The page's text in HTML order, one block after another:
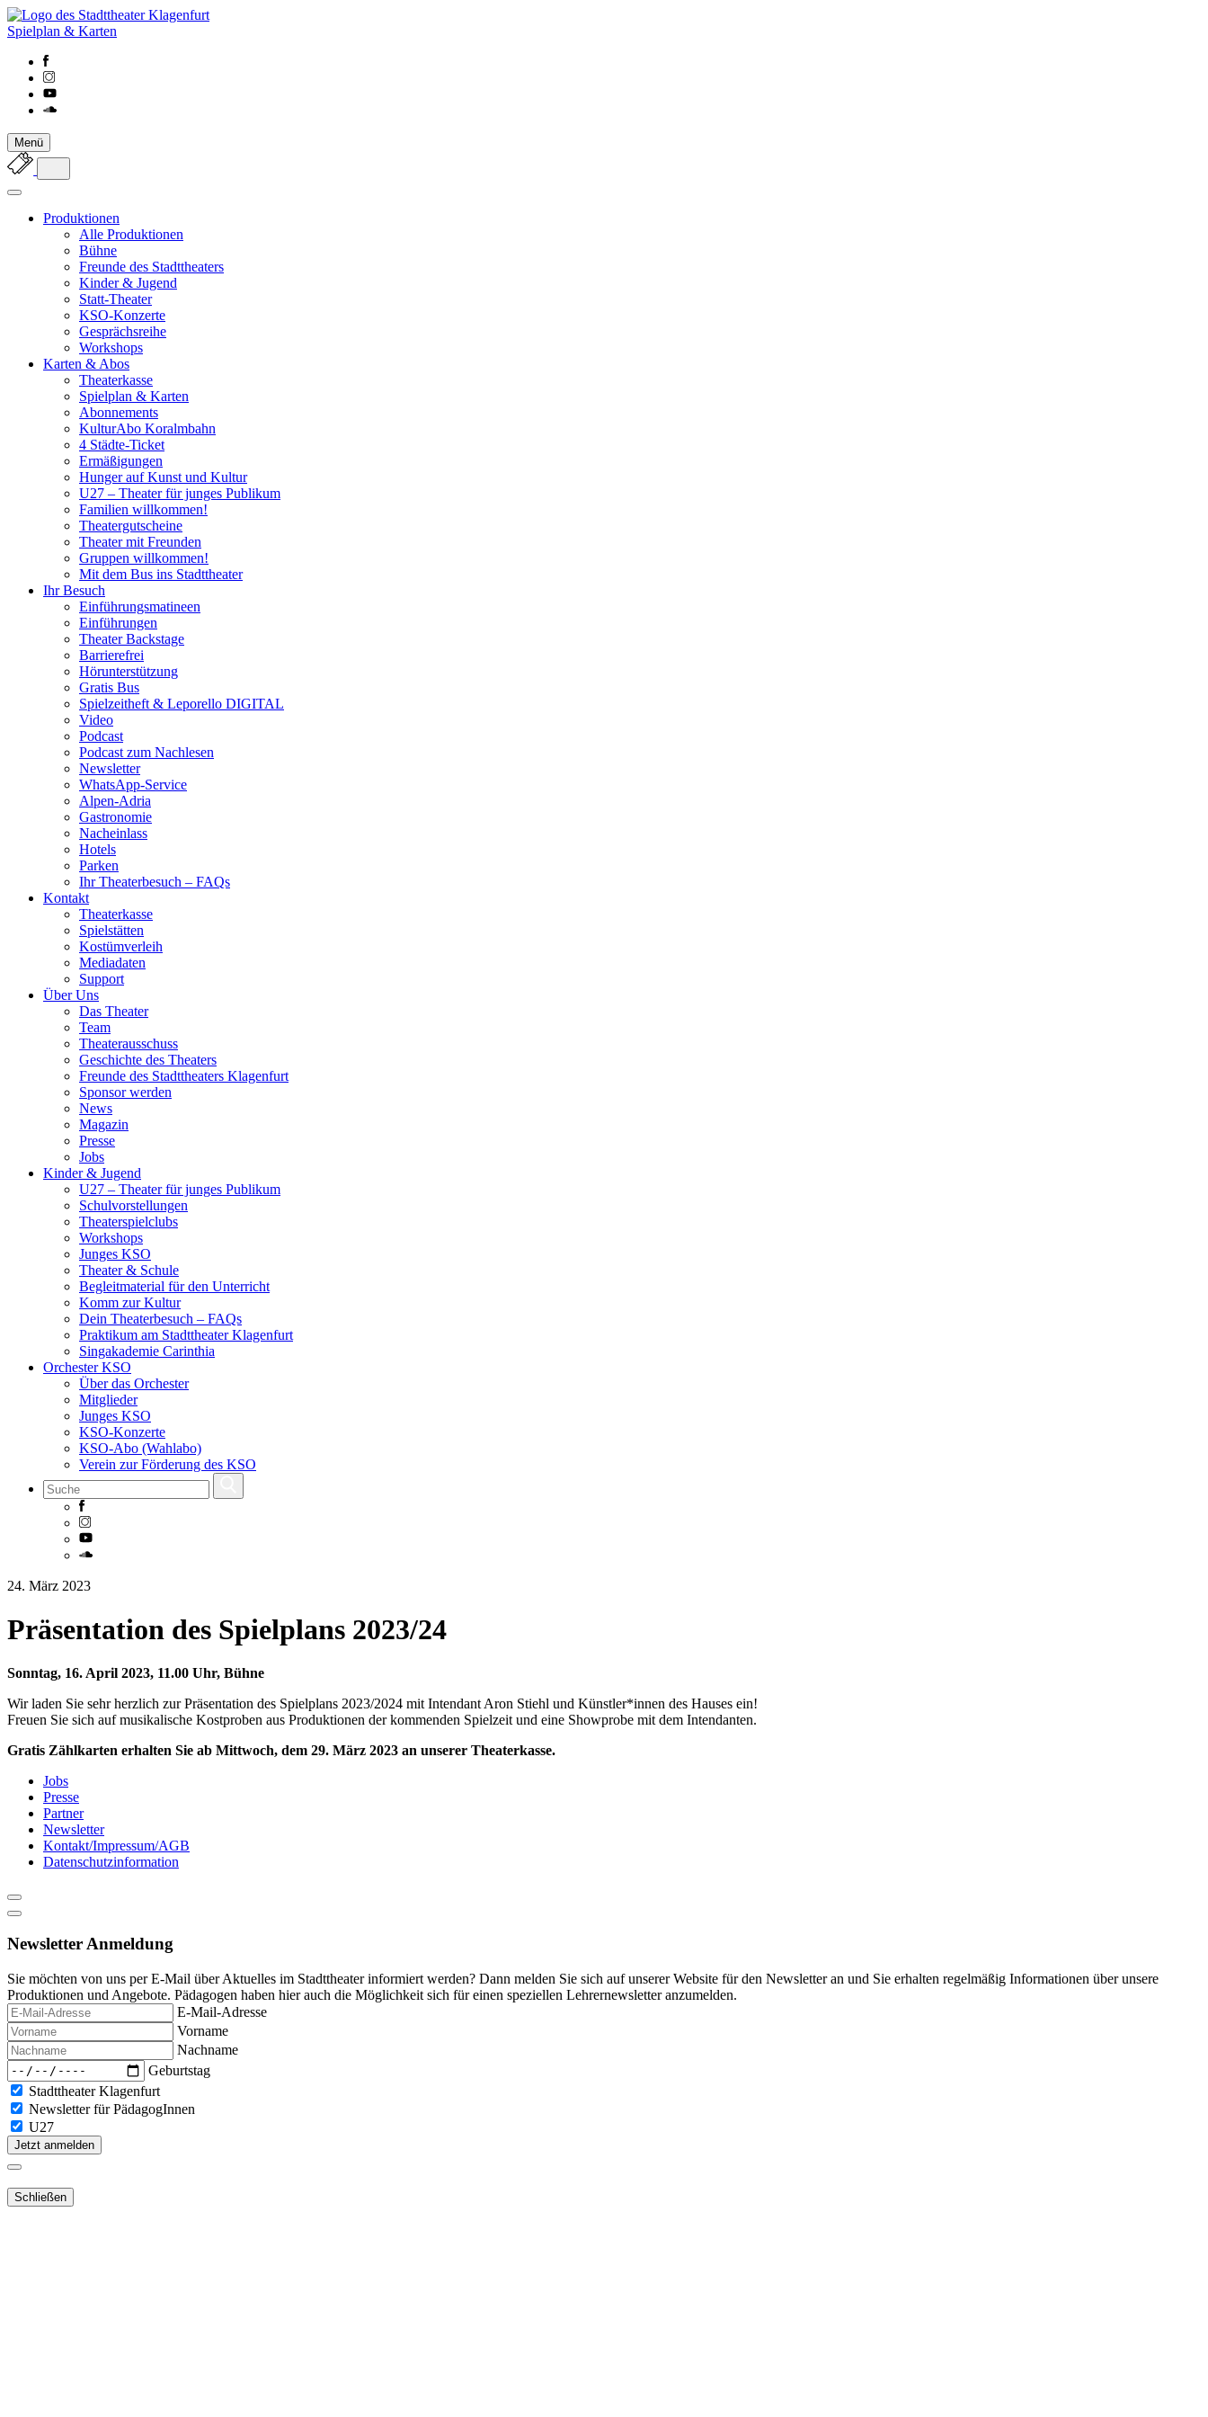
Spielplan & Karten
Menü
Produktionen
Alle Produktionen
Bühne
Freunde des Stadttheaters
Kinder & Jugend
Statt-Theater
KSO-Konzerte
Gesprächsreihe
Workshops
Karten & Abos
Theaterkasse
Spielplan & Karten
Abonnements
KulturAbo Koralmbahn
4 Städte-Ticket
Ermäßigungen
Hunger auf Kunst und Kultur
U27 – Theater für junges Publikum
Familien willkommen!
Theatergutscheine
Theater mit Freunden
Gruppen willkommen!
Mit dem Bus ins Stadttheater
Ihr Besuch
Einführungsmatineen
Einführungen
Theater Backstage
Barrierefrei
Hörunterstützung
Gratis Bus
Spielzeitheft & Leporello DIGITAL
Video
Podcast
Podcast zum Nachlesen
Newsletter
WhatsApp-Service
Alpen-Adria
Gastronomie
Nacheinlass
Hotels
Parken
Ihr Theaterbesuch – FAQs
Kontakt
Theaterkasse
Spielstätten
Kostümverleih
Mediadaten
Support
Über Uns
Das Theater
Team
Theaterausschuss
Geschichte des Theaters
Freunde des Stadttheaters Klagenfurt
Sponsor werden
News
Magazin
Presse
Jobs
Kinder & Jugend
U27 – Theater für junges Publikum
Schulvorstellungen
Theaterspielclubs
Workshops
Junges KSO
Theater & Schule
Begleitmaterial für den Unterricht
Komm zur Kultur
Dein Theaterbesuch – FAQs
Praktikum am Stadttheater Klagenfurt
Singakademie Carinthia
Orchester KSO
Über das Orchester
Mitglieder
Junges KSO
KSO-Konzerte
KSO-Abo (Wahlabo)
Verein zur Förderung des KSO
Skip
content
24. März 2023
Präsentation des Spielplans 2023/24
Sonntag, 16. April 2023, 11.00 Uhr, Bühne
Wir laden Sie sehr herzlich zur Präsentation des Spielplans 2023/2024 mit Intendant Aron Stiehl und Künstler*innen des Hauses ein!
Freuen Sie sich auf musikalische Kostproben aus Produktionen der kommenden Spielzeit und eine Showprobe mit dem Intendanten.
Gratis Zählkarten erhalten Sie ab Mittwoch, dem 29. März 2023 an unserer Theaterkasse.
Jobs
Presse
Partner
Newsletter
Kontakt/Impressum/AGB
Datenschutzinformation
Newsletter Anmeldung
Sie möchten von uns per E-Mail über Aktuelles im Stadttheater informiert werden? Dann melden Sie sich auf unserer Website für den Newsletter an und Sie erhalten regelmäßig Informationen über unsere
Produktionen und Angebote. Pädagogen haben hier auch die Möglichkeit sich für einen speziellen Lehrernewsletter anzumelden.
E-Mail-Adresse
Vorname
Nachname
Geburtstag
Stadttheater Klagenfurt
Newsletter für PädagogInnen
U27
Jetzt anmelden
Schließen